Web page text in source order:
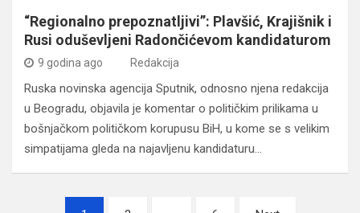
“Regionalno prepoznatljivi”: Plavšić, Krajišnik i
Rusi oduševljeni Radončićevom kandidaturom
9 godina ago Redakcija
Ruska novinska agencija Sputnik, odnosno njena redakcija
u Beogradu, objavila je komentar o političkim prilikama u
bošnjačkom političkom korupusu BiH, u kome se s velikim
simpatijama gleda na najavljenu kandidaturu…
Navigacija